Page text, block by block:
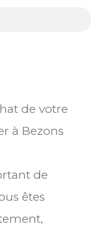
de votre
à Bezons
de
êtes